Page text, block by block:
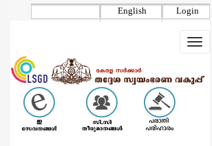
Login
English